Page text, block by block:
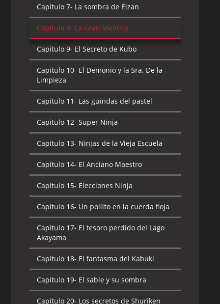
Capitulo 7- La sombra de Eizan
Capitulo 8- La Gran Mentira
Capitulo 9- El Secreto de Kubo
Capitulo 10- El Demonio y la Sra. De la
Limpieza
Capitulo 11- Las guindas del pastel
Capitulo 12- Super Ninja
Capitulo 13- Ninjas de la Vieja Escuela
Capitulo 14- El Anciano Maestro
Capitulo 15- Elecciones Ninja
Capitulo 16- Un pollito en la cuerda floja
Capitulo 17- El tesoro perdido del Lago
Akayama
Capitulo 18- El fantasma del Kabuki
Capitulo 19- El sable y su sombra
Capitulo 20- Los secretos de Shuriken